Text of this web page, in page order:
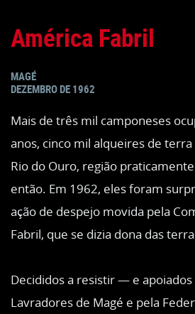
América Fabril
MAGÉ
DEZEMBRO DE 1962
Mais de três mil camponeses
anos, cinco mil alqueires de
Rio do Ouro, região
então. Em 1962, eles foram
ação de despejo movida pela
Fabril, que se dizia dona das
Decididos a resistir — e
Lavradores de Magé e pela